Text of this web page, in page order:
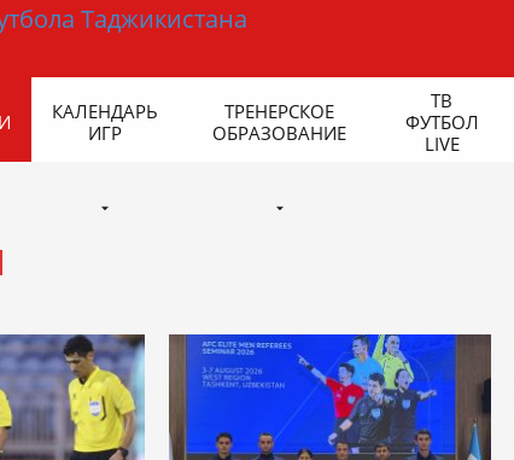
КАЛЕНДАРЬ
ИГР
ТРЕНЕРСКОЕ
ОБРАЗОВАНИЕ
ТВ
ФУТБОЛ
LIVE